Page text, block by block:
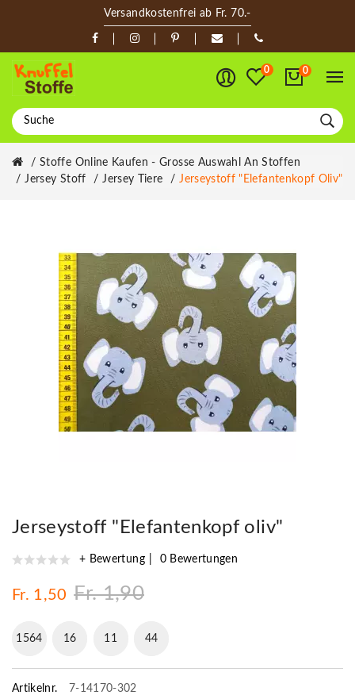
Versandkostenfrei ab Fr. 70.-
0 0
Stoffe Online Kaufen - Grosse Auswahl An Stoffen
Jersey Stoff
Jersey Tiere Jerseystoff "Elefantenkopf Oliv"
Jerseystoff "Elefantenkopf oliv"
+ Bewertung 0 Bewertungen
Fr. 1,50 Fr. 1,90
1564 16 11 43
Artikelnr. 7-14170-302